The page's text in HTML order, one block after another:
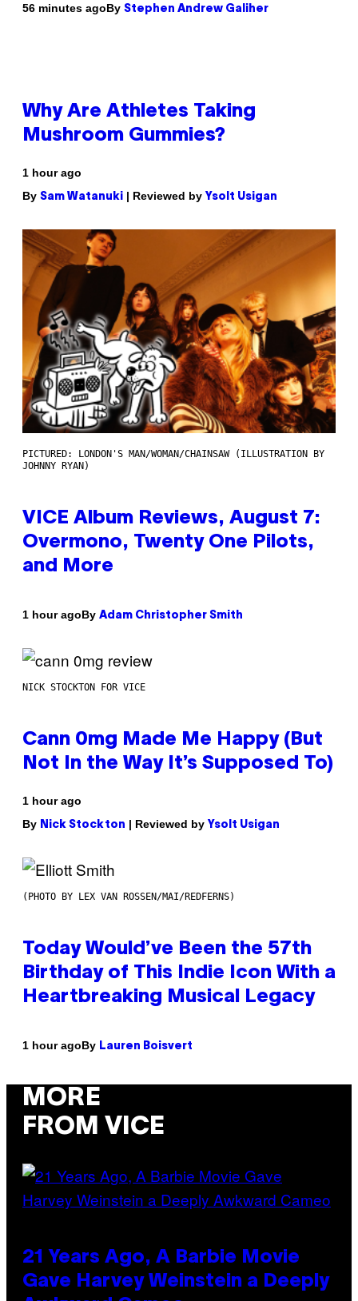
56 minutes agoBy Stephen Andrew Galiher
Why Are Athletes Taking
Mushroom Gummies?
1 hour ago
By Sam Watanuki | Reviewed by Ysolt Usigan
PICTURED: LONDON'S MAN/WOMAN/CHAINSAW (ILLUSTRATION BY
JOHNNY RYAN)
VICE Album Reviews, August 7:
Overmono, Twenty One Pilots,
and More
1 hour agoBy Adam Christopher Smith
NICK STOCKTON FOR VICE
Cann 0mg Made Me Happy (But
Not In the Way It’s Supposed To)
1 hour ago
By Nick Stockton | Reviewed by Ysolt Usigan
(PHOTO BY LEX VAN ROSSEN/MAI/REDFERNS)
Today Would’ve Been the 57th
Birthday of This Indie Icon With a
Heartbreaking Musical Legacy
1 hour agoBy Lauren Boisvert
MORE
FROM VICE
21 Years Ago, A Barbie Movie
Gave Harvey Weinstein a Deeply